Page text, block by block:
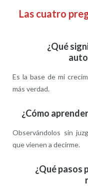
Las cuatro
¿Qué
Es la base de mi
más verdad.
¿Cómo
Observándolos sin
que vienen a decirme.
¿Qué pasos